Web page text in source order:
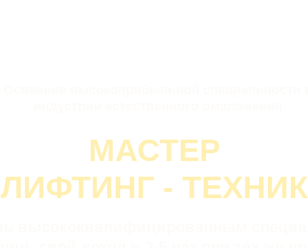
МАСТЕР
ЛИФТИНГ - ТЕХНИК